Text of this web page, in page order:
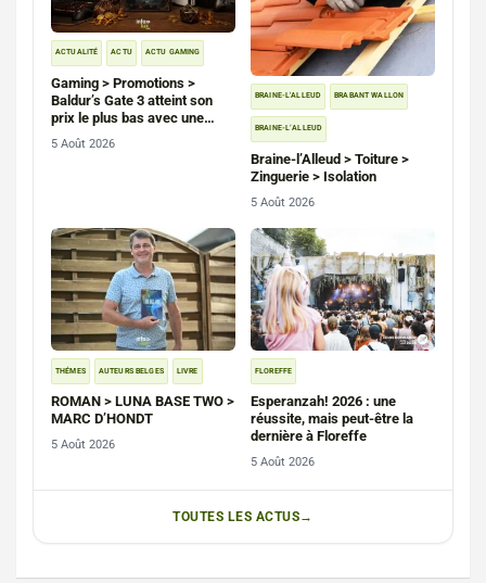
ACTUALITÉ ACTU ACTU GAMING
Gaming > Promotions >
Baldur’s Gate 3 atteint son
prix le plus bas avec une
remise de 30 % sur PC, PS5
et Xbox Series
5 Août 2026
BRAINE-L'ALLEUD BRABANT WALLON
BRAINE-L’ALLEUD
Braine-l’Alleud > Toiture >
Zinguerie > Isolation
5 Août 2026
THÉMES AUTEURS BELGES LIVRE
ROMAN > LUNA BASE TWO >
MARC D’HONDT
5 Août 2026
FLOREFFE
Esperanzah! 2026 : une
réussite, mais peut-être la
dernière à Floreffe
5 Août 2026
TOUTES LES ACTUS